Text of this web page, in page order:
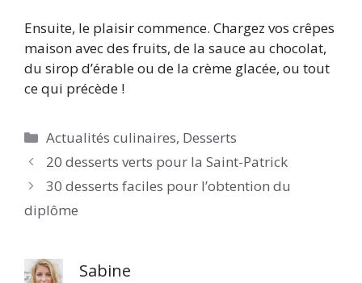
Ensuite, le plaisir commence. Chargez vos crêpes
maison avec des fruits, de la sauce au chocolat,
du sirop d’érable ou de la crème glacée, ou tout
ce qui précède !
Catégories
Actualités culinaires, Desserts
20 desserts verts pour la Saint-Patrick
30 desserts faciles pour l’obtention du
diplôme
Sabine